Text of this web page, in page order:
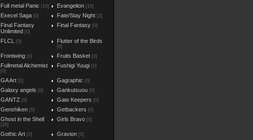
Full metal Panic [10] Evangelion [16]
Execel Saga [0] Fate/Stay Night [3]
Final Fantasy
Unlimited [0]
Final Fantasy [0]
FLCL [0] Flutter of the Birds
[0]
Frontwing [0] Fruits Basket [0]
Fullmetal Alchemist
[0]
Fushigi Yuugi [0]
GA Art [0] Gagraphic [0]
Galaxy angels [0] Gankutsuou [0]
GANTZ [0] Gate Keepers [0]
Genshiken [0] Getbackers [0]
Ghost in the Shell
[28]
Girls Bravo [0]
Gothic Art [0] Gravion [0]